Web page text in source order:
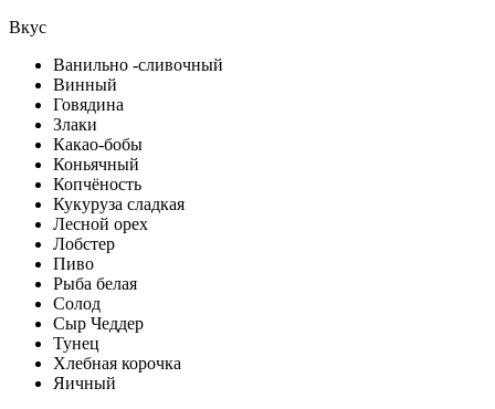
Вкус
Ванильно -сливочный
Винный
Говядина
Злаки
Какао-бобы
Коньячный
Копчёность
Кукуруза сладкая
Лесной орех
Лобстер
Пиво
Рыба белая
Солод
Сыр Чеддер
Тунец
Хлебная корочка
Яичный